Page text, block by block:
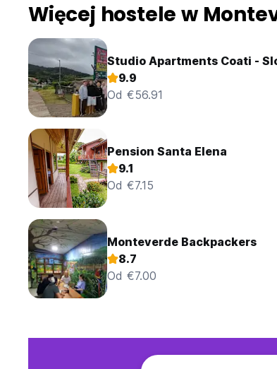
Więcej hostele w
Studio Apartments Coati -
9.9
Od €56.91
Pension Santa Elena
9.1
Od €7.15
Monteverde Backpackers
8.7
Od €7.00